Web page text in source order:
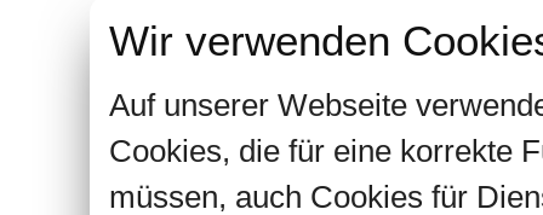
Wir verwenden
Auf unserer Webseite
Cookies, die für eine korrekte
müssen, auch Cookies für